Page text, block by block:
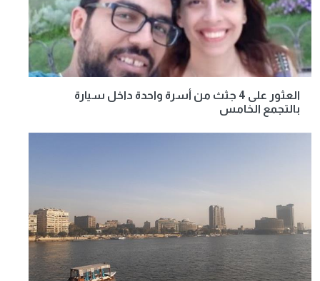
العثور على 4 جثث من أسرة واحدة داخل سيارة
بالتجمع الخامس